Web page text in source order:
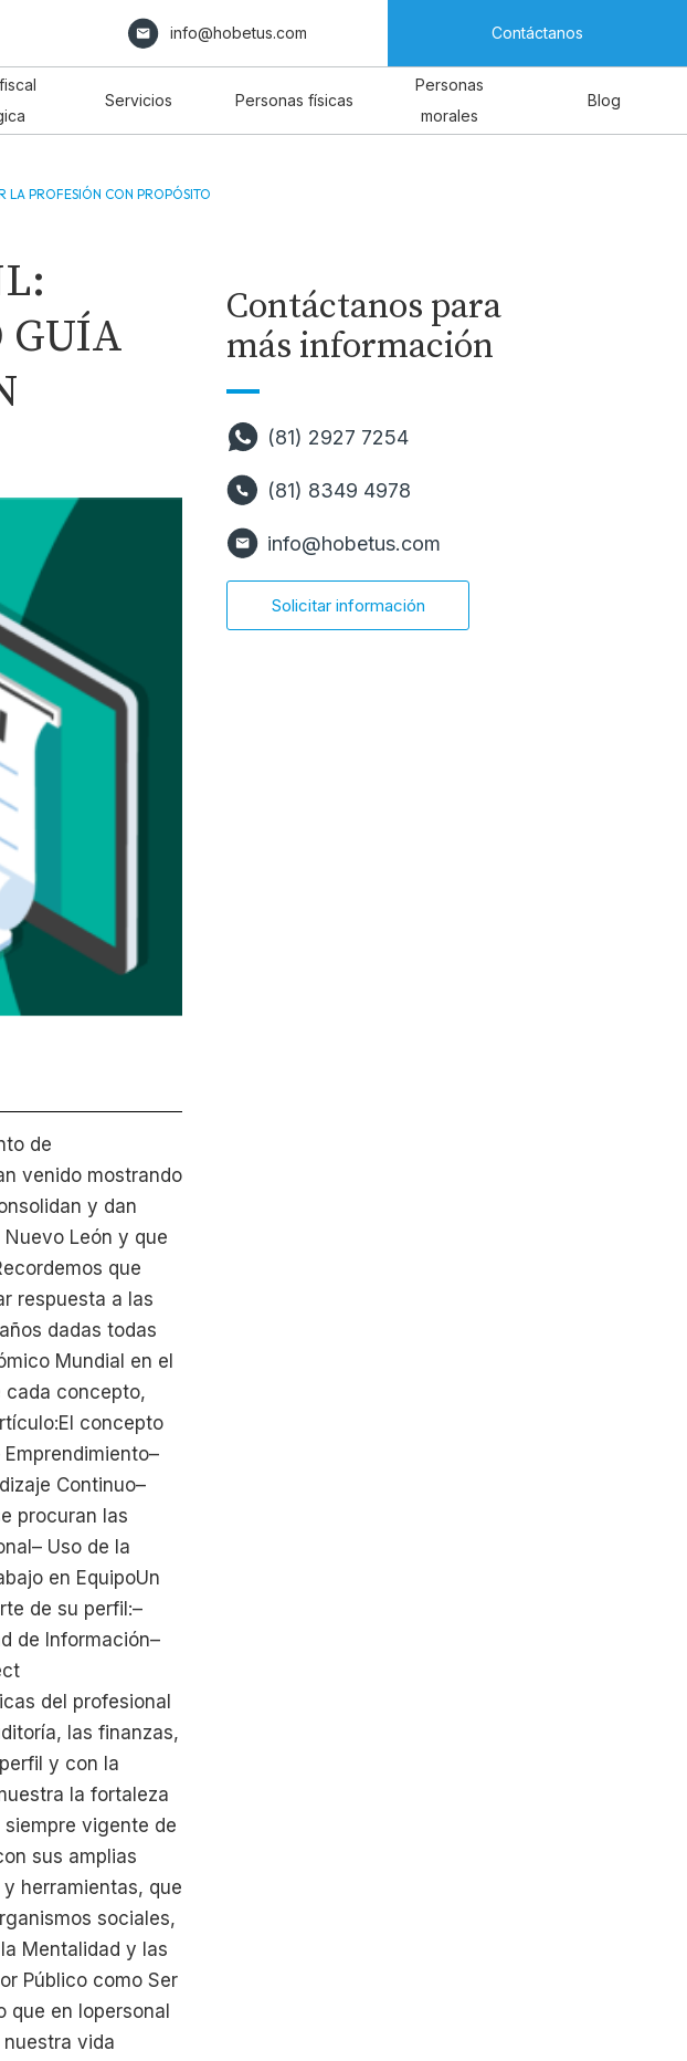
info@hobetus.com Contáctanos
Servicios Personas físicas
Personas
morales
Blog
LA PROFESIÓN CON PROPÓSITO
GUÍA
de
venido mostrando
y dan
León y que
que
respuesta a las
dadas todas
Mundial en el
cada concepto,
concepto
Continuo–
procuran las
Uso de la
en EquipoUn
de su perfil:–
de Información–
del profesional
las finanzas,
y con la
la fortaleza
vigente de
sus amplias
herramientas, que
sociales,
Mentalidad y las
Público como Ser
que en lopersonal
vida
Contáctanos para
más información
(81) 2927 7254
(81) 8349 4978
info@hobetus.com
Solicitar información